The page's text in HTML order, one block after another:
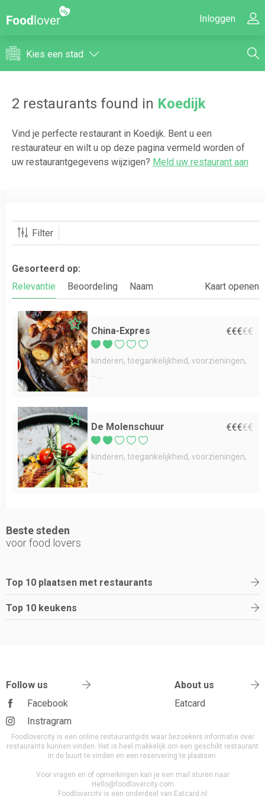
Inloggen
Kies een stad
2 restaurants found in Koedijk
Vind je perfecte restaurant in Koedijk. Bent u een
restaurateur en wilt u op deze pagina vermeld worden of
uw restaurantgegevens wijzigen? Meld uw restaurant aan
Filter
Gesorteerd op:
Relevantie
Beoordeling Naam Kaart openen
China-Expres €€€€€
kinderen toegankelijkheid voorzieningen
De Molenschuur €€€€€
kinderen toegankelijkheid voorzieningen
Beste steden
voor food lovers
Top 10 plaatsen met restaurants
Top 10 keukens
Follow us
Facebook
Instragram
About us
Eatcard
Foodlovercity is een online restaurantgids waar bezoekers informatie over
restaurants kunnen vinden. Het is heel makkelijk om een geschikt restaurant
in de buurt te vinden en een reservering te plaatsen.
Voor vragen en of opmerkingen kan je een mail sturen naar
Hello@foodlovercity.com
Foodlovercity is een onderdeel van Eatcard.nl